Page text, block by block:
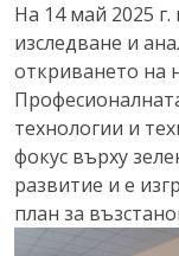
На 14 май 2025
изследване и
откриването на
технологии и
фокус върху
развитие и е
план за